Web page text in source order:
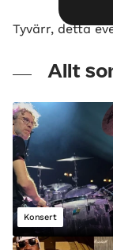
Tyvärr, detta
Allt
Konsert